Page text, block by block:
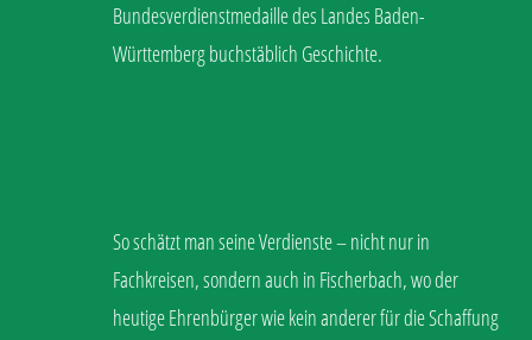
Bundesverdienstmedaille des Landes Baden-
Württemberg buchstäblich Geschichte.
So schätzt man seine Verdienste – nicht nur in
Fachkreisen, sondern auch in Fischerbach, wo der
heutige Ehrenbürger wie kein anderer für die Schaffung